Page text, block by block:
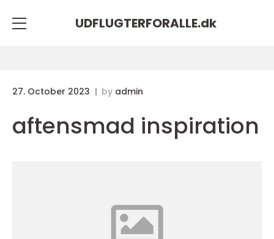
UDFLUGTERFORALLE.dk
27. October 2023 by admin
aftensmad inspiration